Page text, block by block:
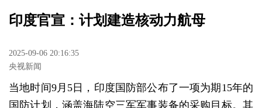
印度官宣：计划建造核动力航母
2025-09-06 20:16:35
央视新闻
当地时间9月5日，印度国防部公布了一项为期15年的
国防计划，涵盖海陆空三军军事装备的采购目标。其